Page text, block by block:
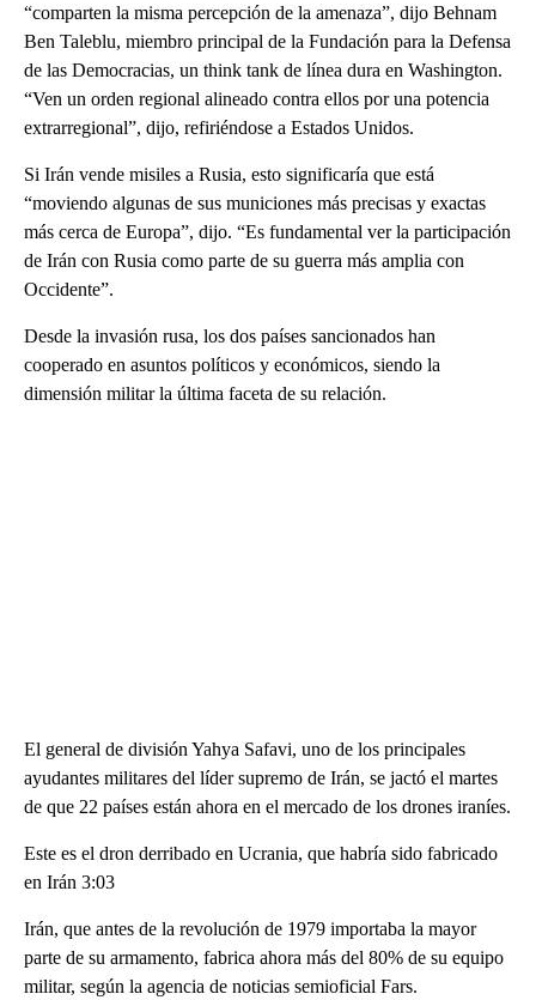
“comparten la misma percepción de la amenaza”, dijo Behnam
Ben Taleblu, miembro principal de la Fundación para la Defensa
de las Democracias, un think tank de línea dura en Washington.
“Ven un orden regional alineado contra ellos por una potencia
extrarregional”, dijo, refiriéndose a Estados Unidos.
Si Irán vende misiles a Rusia, esto significaría que está
“moviendo algunas de sus municiones más precisas y exactas
más cerca de Europa”, dijo. “Es fundamental ver la participación
de Irán con Rusia como parte de su guerra más amplia con
Occidente”.
Desde la invasión rusa, los dos países sancionados han
cooperado en asuntos políticos y económicos, siendo la
dimensión militar la última faceta de su relación.
El general de división Yahya Safavi, uno de los principales
ayudantes militares del líder supremo de Irán, se jactó el martes
de que 22 países están ahora en el mercado de los drones iraníes.
Este es el dron derribado en Ucrania, que habría sido fabricado
en Irán 3:03
Irán, que antes de la revolución de 1979 importaba la mayor
parte de su armamento, fabrica ahora más del 80% de su equipo
militar, según la agencia de noticias semioficial Fars.